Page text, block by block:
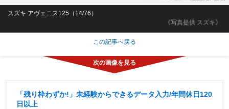
《写真提供 スズキ》
スズキ アヴェニス125（14/76）
この記事へ戻る
「残り枠わずか!」未経験からできるデータ入力/年間休日120
日以上